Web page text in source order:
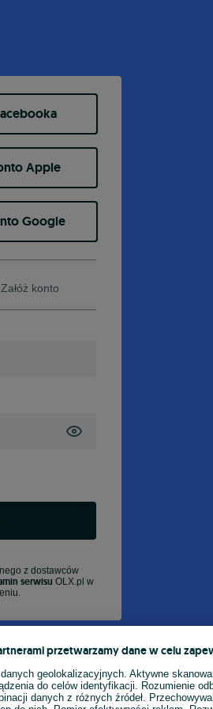
Apple
Google
Załóż konto
z dostawców
serwisu OLX.pl w
przetwarzamy dane w celu
geolokalizacyjnych. Aktywne
do celów identyfikacji. Rozumienie
danych z różnych źródeł.